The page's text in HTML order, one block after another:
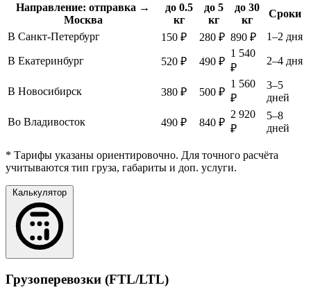
Направление: отправка →
Москва
до 0.5
кг
до 5
кг
до 30
кг
Сроки
В Санкт-Петербург
150 ₽ 280 ₽ 890 ₽ 1–2 дня
В Екатеринбург 520 ₽ 490 ₽
1 540
₽
2–4 дня
В Новосибирск 380 ₽ 500 ₽
1 560
₽
3–5
дней
Во Владивосток 490 ₽ 840 ₽
2 920
₽
5–8
дней
* Тарифы указаны ориентировочно. Для точного расчёта
учитываются тип груза, габариты и доп. услуги.
Калькулятор
Грузоперевозки (FTL/LTL)